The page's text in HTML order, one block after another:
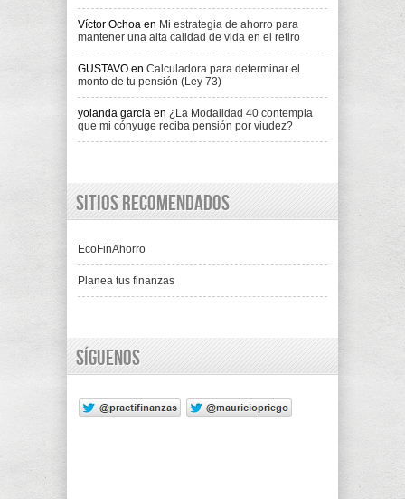
Víctor Ochoa en Mi estrategia de ahorro para
mantener una alta calidad de vida en el retiro
GUSTAVO en Calculadora para determinar el
monto de tu pensión (Ley 73)
yolanda garcia en ¿La Modalidad 40 contempla
que mi cónyuge reciba pensión por viudez?
Sitios recomendados
EcoFinAhorro
Planea tus finanzas
Síguenos